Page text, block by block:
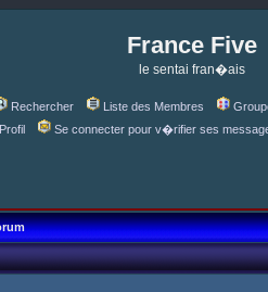
France Five
le sentai fran�ais
Rechercher Liste des Membres
Profil
Se connecter pour v�rifier ses